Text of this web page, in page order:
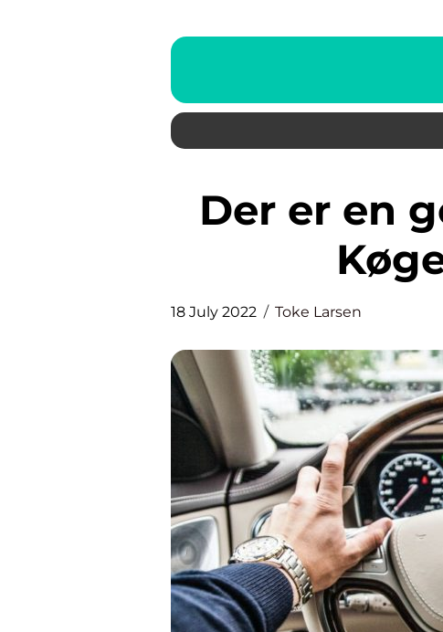
Der er en god bilforhandler i
18 July 2022 Toke Larsen